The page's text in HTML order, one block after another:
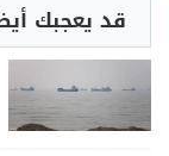
قد يعجبك